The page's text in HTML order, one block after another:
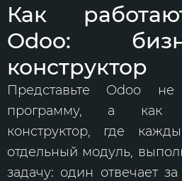
Как
Odoo:
конструктор
Представьте Odoo
программу, а как
конструктор, где
отдельный модуль,
задачу: один отвечает